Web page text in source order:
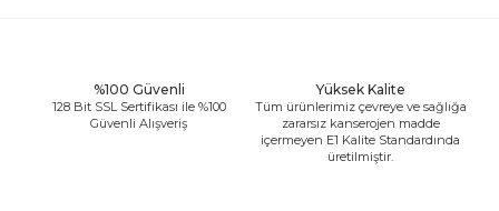
%100 Güvenli
128 Bit SSL Sertifikası ile %100
Güvenli Alışveriş
Yüksek Kalite
Tüm ürünlerimiz çevreye ve sağlığa
zararsız kanserojen madde
içermeyen E1 Kalite Standardında
üretilmiştir.